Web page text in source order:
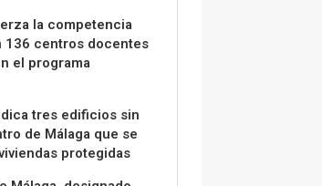
la competencia
136 centros docentes
el programa
tres edificios sin
de Málaga que se
protegidas